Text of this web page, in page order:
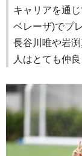
キャリアを通
ベレーザ)でプ
長谷川唯や岩
人はとても仲